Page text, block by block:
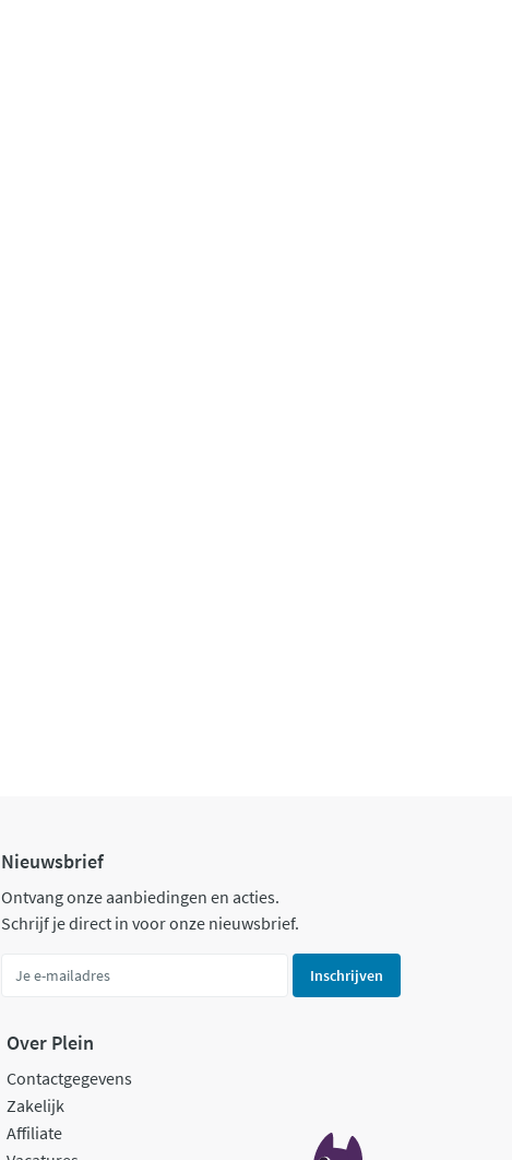
Nieuwsbrief
Ontvang onze aanbiedingen en acties.
Schrijf je direct in voor onze nieuwsbrief.
Inschrijven
Over Plein
Contactgegevens
Zakelijk
Affiliate